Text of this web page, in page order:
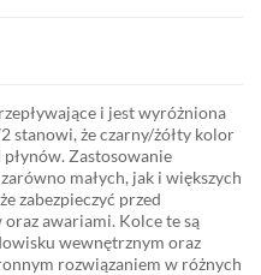
i jest wyróżniona
stanowi, że czarny/żółty kolor
Zastosowanie
małych, jak i większych
zabezpieczyć przed
awariami. Kolce te są
wewnętrznym oraz
rozwiązaniem w różnych